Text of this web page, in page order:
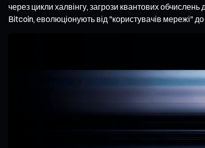
через цикли халвінгу, загрози квантових обчислень
Bitcoin, еволюціонують від "користувачів мережі"